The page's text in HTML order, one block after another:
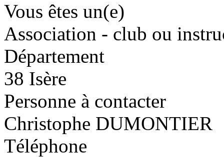
Vous êtes un(e)
Association - club ou
Département
38 Isère
Personne à contacter
Christophe DUMONTIER
Téléphone